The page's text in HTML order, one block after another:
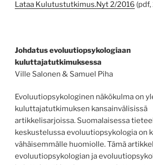
Lataa Kulutustutkimus.Nyt 2/2016 (pdf,
Johdatus evoluutiopsykologiaan
kuluttajatutkimuksessa
Ville Salonen & Samuel Piha
Evoluutiopsykologinen näkökulma on
kuluttajatutkimuksen kansainvälisissä
artikkelisarjoissa. Suomalaisessa
keskustelussa evoluutiopsykologia on
vähäisemmälle huomiolle. Tämä
evoluutiopsykologian ja